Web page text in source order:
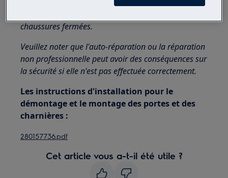
chaussures fermées.
Veuillez noter que l'auto-réparation ou la réparation
non professionnelle peut avoir des conséquences sur
la sécurité si elle n'est pas effectuée correctement.
Les instructions d'installation pour le
démontage et le montage des portes et des
charnières :
280157736.pdf
Cet article vous a-t-il été utile ?